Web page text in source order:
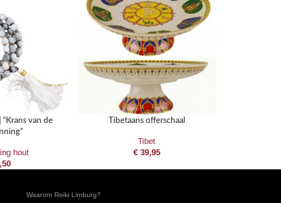
“Krans van de
hout
Tibetaans offerschaal
Tibet
€39,95
Waarom Reiki Limburg?